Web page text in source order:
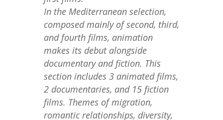
In the Mediterranean selection,
composed mainly of second, third,
and fourth films, animation
makes its debut alongside
documentary and fiction. This
section includes 3 animated films,
2 documentaries, and 15 fiction
films. Themes of migration,
romantic relationships, diversity,